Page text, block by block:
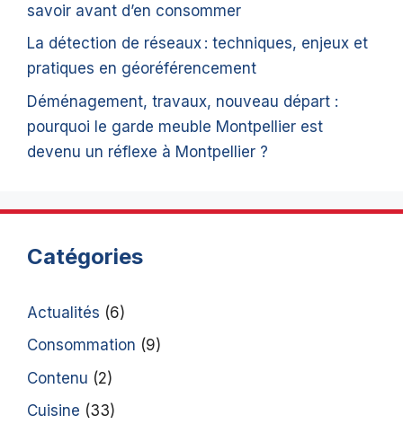
savoir avant d’en consommer
La détection de réseaux : techniques, enjeux et
pratiques en géoréférencement
Déménagement, travaux, nouveau départ :
pourquoi le garde meuble Montpellier est
devenu un réflexe à Montpellier ?
Catégories
Actualités (6)
Consommation (9)
Contenu (2)
Cuisine (33)